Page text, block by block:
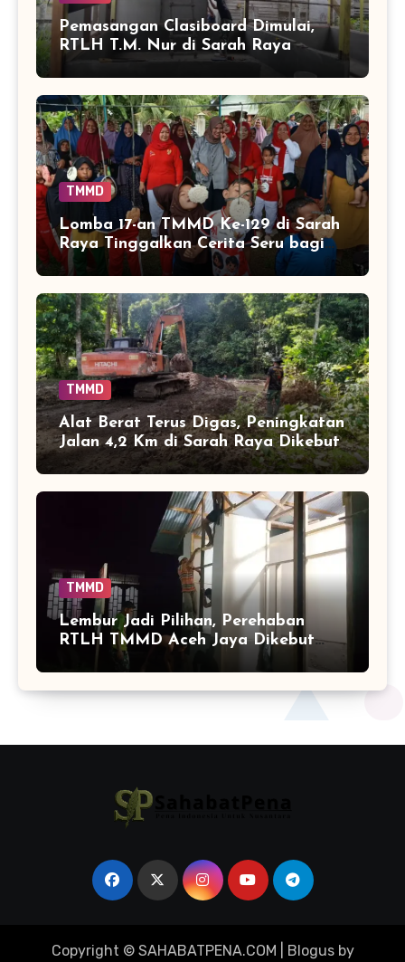
Pemasangan Clasiboard Dimulai,
RTLH T.M. Nur di Sarah Raya
Masuki Tahap Baru
TMMD
Lomba 17-an TMMD Ke-129 di Sarah
Raya Tinggalkan Cerita Seru bagi
Anak-anak
TMMD
Alat Berat Terus Digas, Peningkatan
Jalan 4,2 Km di Sarah Raya Dikebut
TMMD
Lembur Jadi Pilihan, Perehaban
RTLH TMMD Aceh Jaya Dikebut
hingga Malam
Copyright © SAHABATPENA.COM Blogusby